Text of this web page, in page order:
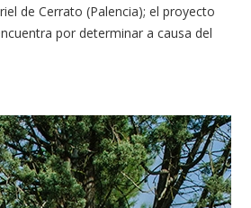
de Cerrato (Palencia); el proyecto
por determinar a causa del